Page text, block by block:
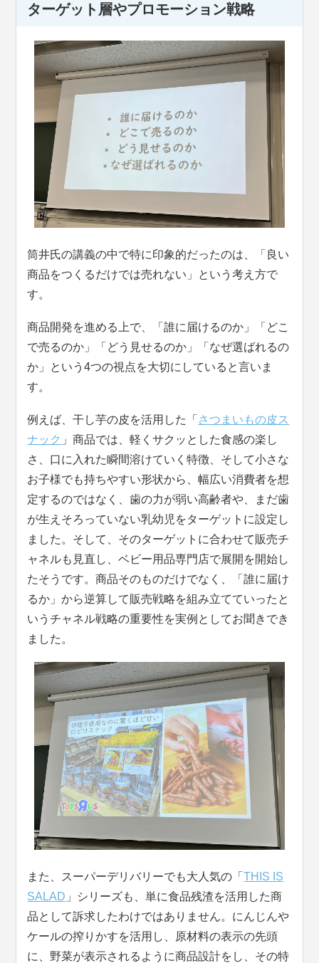
ターゲット層やプロモーション戦略
筒井氏の講義の中で特に印象的だったのは、「良い
商品をつくるだけでは売れない」という考え方で
す。
商品開発を進める上で、「誰に届けるのか」「どこ
で売るのか」「どう見せるのか」「なぜ選ばれるの
か」という4つの視点を大切にしていると言いま
す。
例えば、干し芋の皮を活用した「 さつまいもの皮ス
ナック 」商品では、軽くサクッとした食感の楽し
さ、口に入れた瞬間溶けていく特徴、そして小さな
お子様でも持ちやすい形状から、幅広い消費者を想
定するのではなく、歯の力が弱い高齢者や、まだ歯
が生えそろっていない乳幼児をターゲットに設定し
ました。そして、そのターゲットに合わせて販売チ
ャネルも見直し、ベビー用品専門店で展開を開始し
たそうです。商品そのものだけでなく、「誰に届け
るか」から逆算して販売戦略を組み立てていったと
いうチャネル戦略の重要性を実例としてお聞きでき
ました。
また、スーパーデリバリーでも大人気の「THIS IS
SALAD 」シリーズも、単に食品残渣を活用した商
品として訴求したわけではありません。にんじんや
ケールの搾りかすを活用し、原材料の表示の先頭
に、野菜が表示されるように商品設計をし、その特